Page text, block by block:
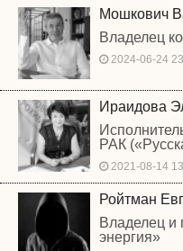
Мошкович
Владелец
2024-06-24
Ираидова
РАК
2021-08-14
Ройтман
Владелец и
энергия»